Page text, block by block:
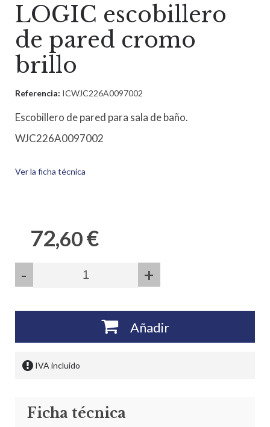
LOGIC escobillero
de pared cromo
brillo
Referencia: ICWJC226A0097002
Escobillero de pared para sala de baño.
WJC226A0097002
Ver la ficha técnica
72,60€
- +
Añadir
IVA incluido
Ficha técnica